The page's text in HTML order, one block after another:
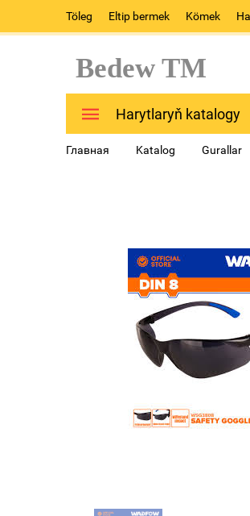
Töleg Eltip bermek Kömek
Bedew TM
Harytlaryň katalogy
Главная Katalog Gurallar